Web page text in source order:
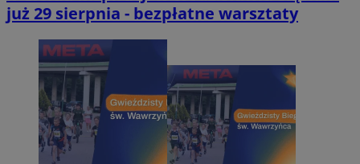
już 29 sierpnia - bezpłatne warsztaty